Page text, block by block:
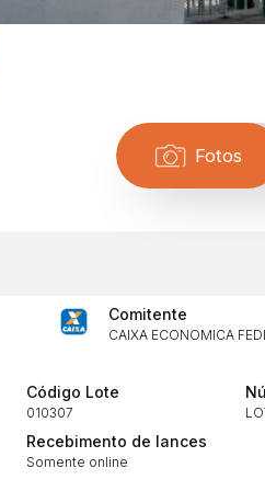
Fotos
Comitente
CAIXA ECONOMICA
Código Lote
010307
Recebimento de lances
Somente online